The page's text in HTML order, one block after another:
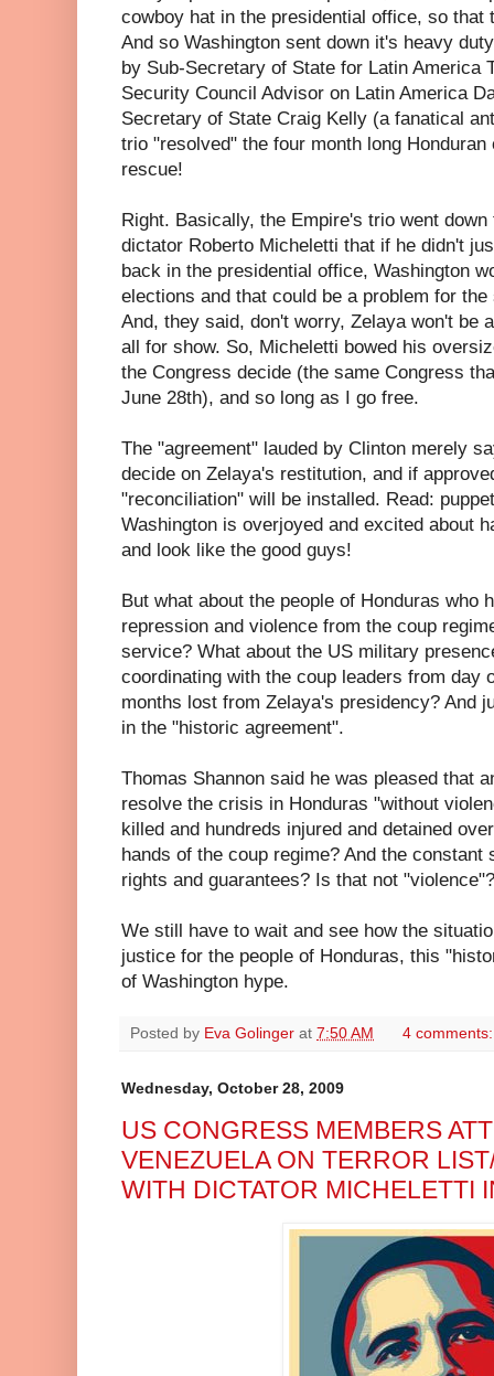
cowboy hat in the presidential office, so that
And so Washington sent down it's heavy
by Sub-Secretary of State for Latin America
Security Council Advisor on Latin America
Secretary of State Craig Kelly (a fanatical
trio "resolved" the four month long
rescue!
Right. Basically, the Empire's trio went
dictator Roberto Micheletti that if he didn't
back in the presidential office, Washington
elections and that could be a problem for
And, they said, don't worry, Zelaya won't be
all for show. So, Micheletti bowed his
the Congress decide (the same Congress
June 28th), and so long as I go free.
The "agreement" lauded by Clinton merely
decide on Zelaya's restitution, and if
"reconciliation" will be installed. Read:
Washington is overjoyed and excited about
and look like the good guys!
But what about the people of Honduras who
repression and violence from the coup
service? What about the US military
coordinating with the coup leaders from day
months lost from Zelaya's presidency? And
in the "historic agreement".
Thomas Shannon said he was pleased that
resolve the crisis in Honduras "without
killed and hundreds injured and detained
hands of the coup regime? And the
rights and guarantees? Is that not "violence"?
We still have to wait and see how the
justice for the people of Honduras, this
of Washington hype.
Posted by Eva Golinger at 7:50 AM 4
Wednesday, October 28, 2009
US CONGRESS MEMBERS
VENEZUELA ON TERROR
WITH DICTATOR MICHELETTI